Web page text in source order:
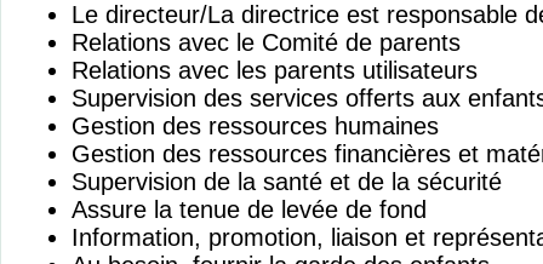
Le directeur/La directrice est responsable
Relations avec le Comité de parents
Relations avec les parents utilisateurs
Supervision des services offerts aux
Gestion des ressources humaines
Gestion des ressources financières et
Supervision de la santé et de la sécurité
Assure la tenue de levée de fond
Information, promotion, liaison et